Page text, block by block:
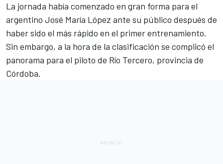
La jornada había comenzado en gran forma para el
argentino José María López ante su público después de
haber sido el más rápido en el primer entrenamiento.
Sin embargo, a la hora de la clasificación se complicó el
panorama para el piloto de Río Tercero, provincia de
Córdoba.